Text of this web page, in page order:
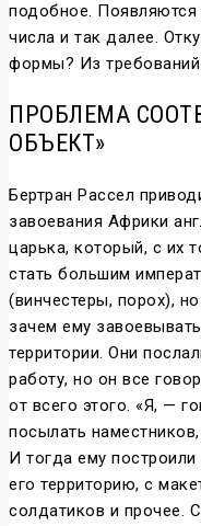
подобное.
числа и так далее.
формы? Из
ПРОБЛЕМА
ОБЪЕКТ»
Бертран Рассел
завоевания Африки
царька, который, с их
стать большим
(винчестеры, порох),
зачем ему
территории. Они
работу, но он все
от всего этого. «Я, —
посылать
И тогда ему
его территорию, с
солдатиков и прочее.